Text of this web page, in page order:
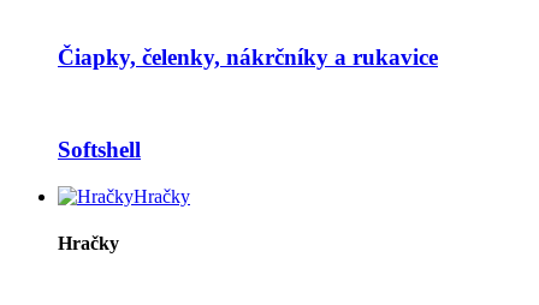
Čiapky, čelenky, nákrčníky a rukavice
Softshell
Hračky
Hračky